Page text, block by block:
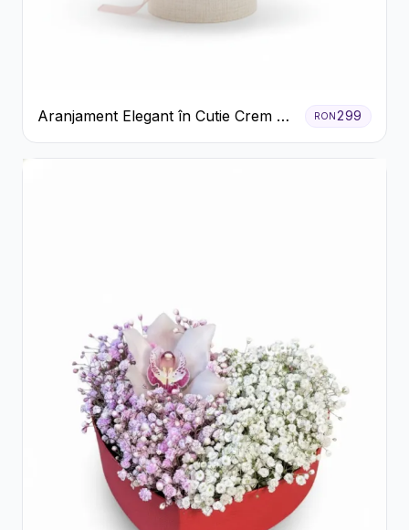
Aranjament Elegant în Cutie Crem cu
Crizanteme și Trandafiri
RON299